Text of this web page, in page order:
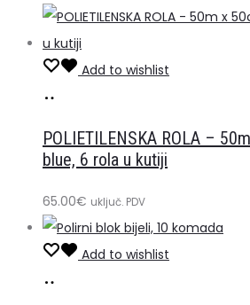
Add to wishlist
košaricu
POLIETILENSKA ROLA –
blue, 6 rola u kutiji
65.00€ uključ. PDV
Add to wishlist